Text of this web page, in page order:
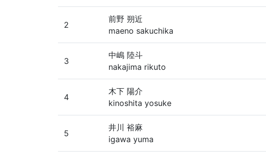
2
前野 朔近
maeno sakuchika
3
中嶋 陸斗
nakajima rikuto
4
木下 陽介
kinoshita yosuke
5
井川 裕麻
igawa yuma